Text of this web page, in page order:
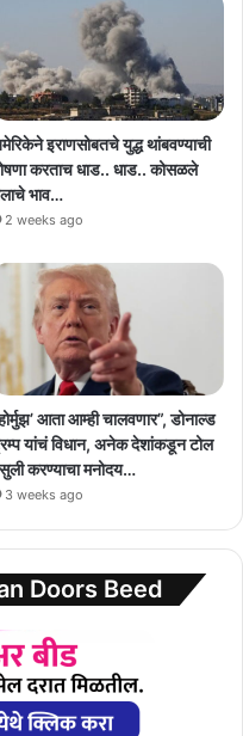
इराणसोबतचे युद्ध थांबवण्याची
करताच धाड.. धाड.. कोसळले
भाव…
2 weeks ago
आता आम्ही चालवणार”, डोनाल्ड
यांचं विधान, अनेक देशांकडून टोल
करण्याचा मनोदय…
3 weeks ago
Doors Beed